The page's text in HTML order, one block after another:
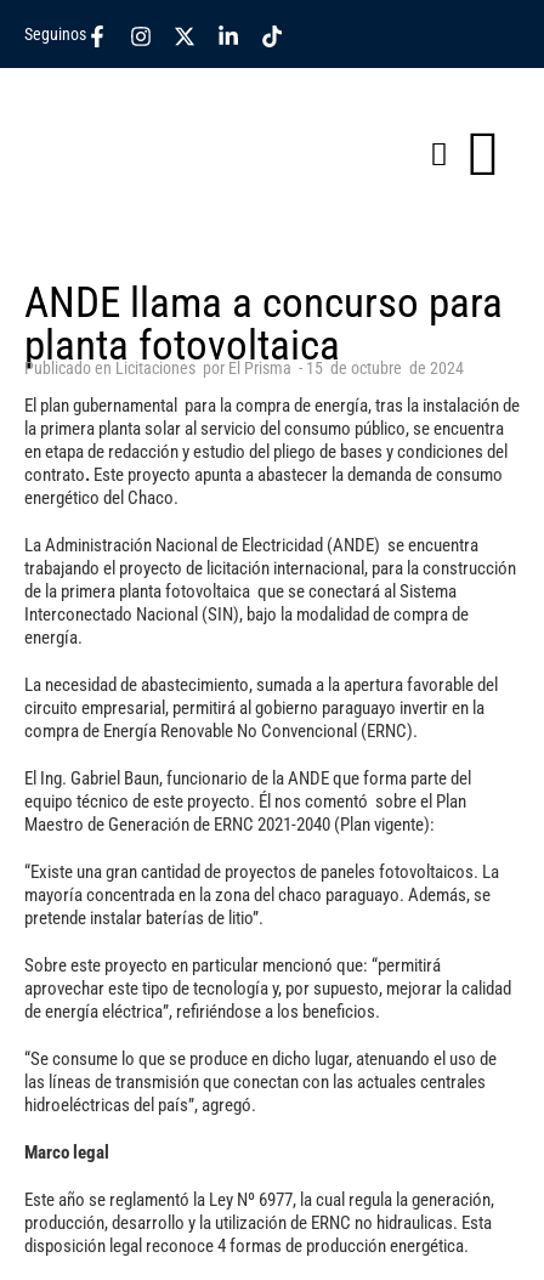
Seguinos
ANDE llama a concurso para
planta fotovoltaica
Publicado en Licitaciones por El Prisma - 15 de octubre de 2024
El plan gubernamental para la compra de energía, tras la instalación de
la primera planta solar al servicio del consumo público, se encuentra
en etapa de redacción y estudio del pliego de bases y condiciones del
contrato. Este proyecto apunta a abastecer la demanda de consumo
energético del Chaco.
La Administración Nacional de Electricidad (ANDE) se encuentra
trabajando el proyecto de licitación internacional, para la construcción
de la primera planta fotovoltaica que se conectará al Sistema
Interconectado Nacional (SIN), bajo la modalidad de compra de
energía.
La necesidad de abastecimiento, sumada a la apertura favorable del
circuito empresarial, permitirá al gobierno paraguayo invertir en la
compra de Energía Renovable No Convencional (ERNC).
El Ing. Gabriel Baun, funcionario de la ANDE que forma parte del
equipo técnico de este proyecto. Él nos comentó sobre el Plan
Maestro de Generación de ERNC 2021-2040 (Plan vigente):
“Existe una gran cantidad de proyectos de paneles fotovoltaicos. La
mayoría concentrada en la zona del chaco paraguayo. Además, se
pretende instalar baterías de litio”.
Sobre este proyecto en particular mencionó que: “permitirá
aprovechar este tipo de tecnología y, por supuesto, mejorar la calidad
de energía eléctrica”, refiriéndose a los beneficios.
“Se consume lo que se produce en dicho lugar, atenuando el uso de
las líneas de transmisión que conectan con las actuales centrales
hidroeléctricas del país”, agregó.
Marco legal
Este año se reglamentó la Ley Nº 6977, la cual regula la generación,
producción, desarrollo y la utilización de ERNC no hidraulicas. Esta
disposición legal reconoce 4 formas de producción energética.